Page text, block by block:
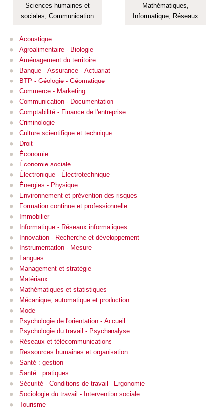
Sciences humaines et
sociales, Communication
Mathématiques,
Informatique, Réseaux
Acoustique
Agroalimentaire - Biologie
Aménagement du territoire
Banque - Assurance - Actuariat
BTP - Géologie - Géomatique
Commerce - Marketing
Communication - Documentation
Comptabilité - Finance de l'entreprise
Criminologie
Culture scientifique et technique
Droit
Économie
Économie sociale
Électronique - Électrotechnique
Énergies - Physique
Environnement et prévention des risques
Formation continue et professionnelle
Immobilier
Informatique - Réseaux informatiques
Innovation - Recherche et développement
Instrumentation - Mesure
Langues
Management et stratégie
Matériaux
Mathématiques et statistiques
Mécanique, automatique et production
Mode
Psychologie de l'orientation - Accueil
Psychologie du travail - Psychanalyse
Réseaux et télécommunications
Ressources humaines et organisation
Santé : gestion
Santé : pratiques
Sécurité - Conditions de travail - Ergonomie
Sociologie du travail - Intervention sociale
Tourisme